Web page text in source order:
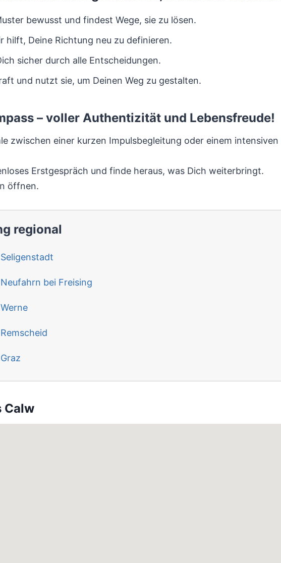
bewusst und findest Wege, sie zu lösen.
hilft, Deine Richtung neu zu definieren.
sicher durch alle Entscheidungen.
und nutzt sie, um Deinen Weg zu gestalten.
– voller Authentizität und Lebensfreude!
zwischen einer kurzen Impulsbegleitung oder einem
Erstgespräch und finde heraus, was Dich weiterbringt.
öffnen.
regional
bei Freising
Calw